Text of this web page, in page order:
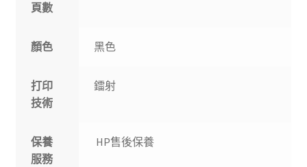
頁數
顏色 黑色
打印
技術
鐳射
保養
服務
HP售後保養